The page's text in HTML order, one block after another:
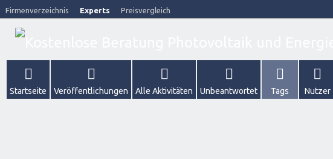
Firmenverzeichnis Experts Preisvergleich
Startseite Veröffentlichungen Alle Aktivitäten Unbeantwortet Tags Nutzer